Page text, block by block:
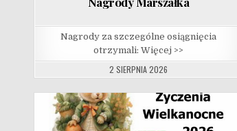
Nagrody za szczególne osiągnięcia
otrzymali: Więcej >>
2 SIERPNIA 2026